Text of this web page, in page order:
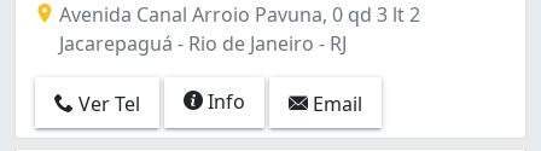
Avenida Canal Arroio Pavuna, 0 qd 3 lt 2
Jacarepaguá - Rio de Janeiro - RJ
Ver Tel Info Email